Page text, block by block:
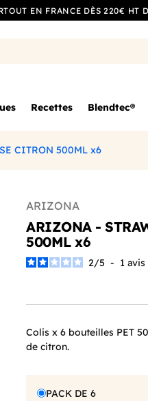
EN FRANCE DÈS 220€ HT
Recettes Blendtec®
CITRON 500ML x6
ARIZONA
ARIZONA -
500ML x6
2/5 - 1 avis
Colis x 6 bouteilles PET
de citron.
PACK DE 6